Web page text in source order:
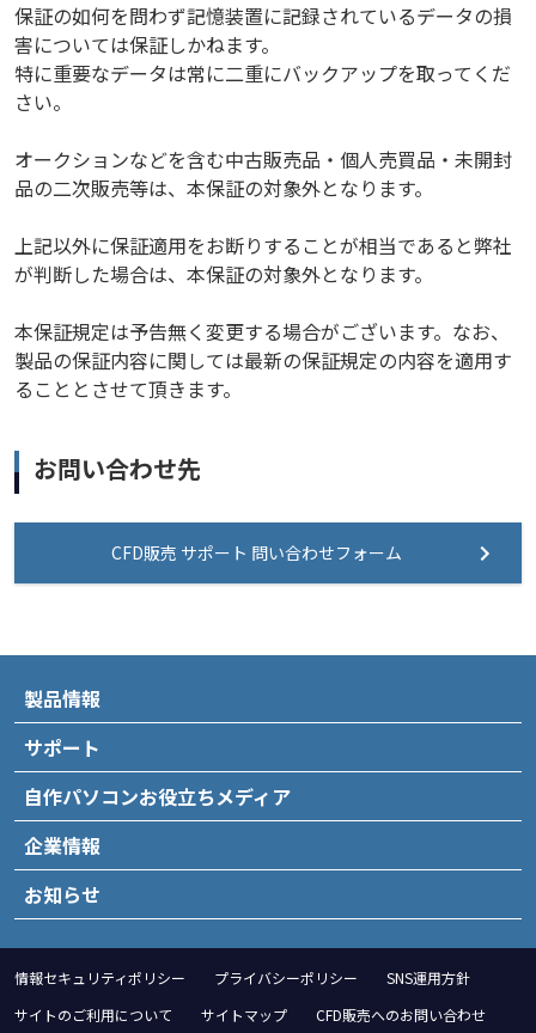
保証の如何を問わず記憶装置に記録されているデータの損
害については保証しかねます。
特に重要なデータは常に二重にバックアップを取ってくだ
さい。
オークションなどを含む中古販売品・個人売買品・未開封
品の二次販売等は、本保証の対象外となります。
上記以外に保証適用をお断りすることが相当であると弊社
が判断した場合は、本保証の対象外となります。
本保証規定は予告無く変更する場合がございます。なお、
製品の保証内容に関しては最新の保証規定の内容を適用す
ることとさせて頂きます。
お問い合わせ先
CFD販売 サポート 問い合わせフォーム
製品情報
サポート
自作パソコンお役立ちメディア
企業情報
お知らせ
情報セキュリティポリシー プライバシーポリシー
SNS運用方針
サイトのご利用について
サイトマップ CFD販売へのお問い合わせ